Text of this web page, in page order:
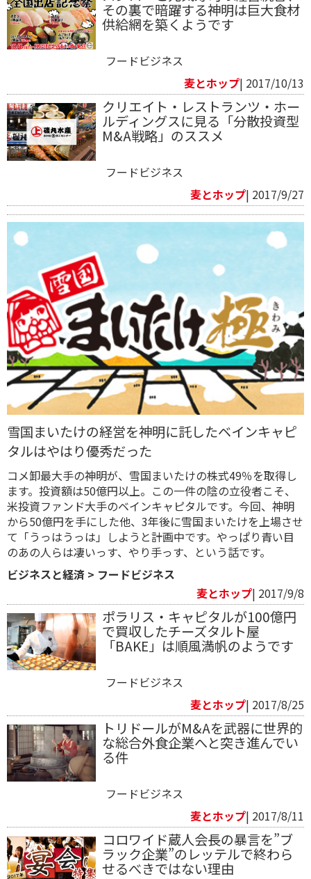
その裏で暗躍する神明は巨大食材
供給網を築くようです
フードビジネス
麦とホップ| 2017/10/13
クリエイト・レストランツ・ホー
ルディングスに見る「分散投資型
M&A戦略」のススメ
フードビジネス
麦とホップ| 2017/9/27
雪国まいたけの経営を神明に託したベインキャピ
タルはやはり優秀だった
コメ卸最大手の神明が、雪国まいたけの株式49％を取得し
ます。投資額は50億円以上。この一件の陰の立役者こそ、
米投資ファンド大手のベインキャピタルです。今回、神明
から50億円を手にした他、3年後に雪国まいたけを上場させ
て「うっはうっは」しようと計画中です。やっぱり青い目
のあの人らは凄いっす、やり手っす、という話です。
ビジネスと経済 > フードビジネス
麦とホップ| 2017/9/8
ポラリス・キャピタルが100億円
で買収したチーズタルト屋
「BAKE」は順風満帆のようです
フードビジネス
麦とホップ| 2017/8/25
トリドールがM&Aを武器に世界的
な総合外食企業へと突き進んでい
る件
フードビジネス
麦とホップ| 2017/8/11
コロワイド蔵人会長の暴言を”ブ
ラック企業”のレッテルで終わら
せるべきではない理由